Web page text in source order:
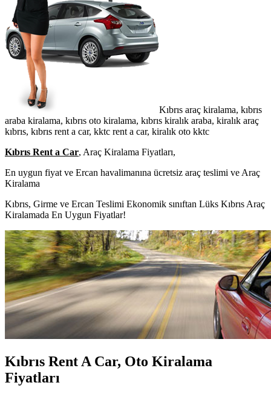
Kıbrıs araç kiralama, kıbrıs
araba kiralama, kıbrıs oto kiralama, kıbrıs kiralık araba, kiralık araç
kıbrıs, kıbrıs rent a car, kktc rent a car, kiralık oto kktc
Kıbrıs Rent a Car, Araç Kiralama Fiyatları,
En uygun fiyat ve Ercan havalimanına ücretsiz araç teslimi ve Araç
Kiralama
Kıbrıs, Girme ve Ercan Teslimi Ekonomik sınıftan Lüks Kıbrıs Araç
Kiralamada En Uygun Fiyatlar!
Kıbrıs Rent A Car, Oto Kiralama
Fiyatları